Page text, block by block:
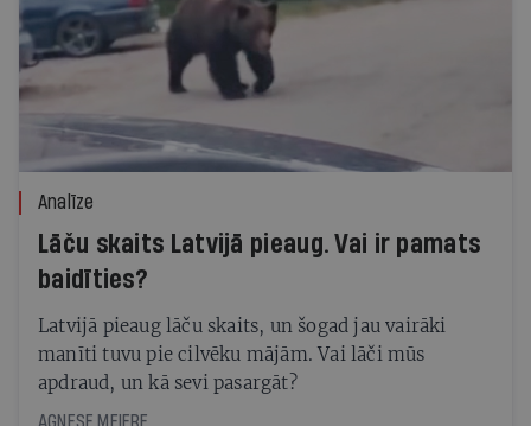
Analīze
Lāču skaits Latvijā pieaug. Vai ir pamats
baidīties?
Latvijā pieaug lāču skaits, un šogad jau vairāki
manīti tuvu pie cilvēku mājām. Vai lāči mūs
apdraud, un kā sevi pasargāt?
AGNESE MEIERE